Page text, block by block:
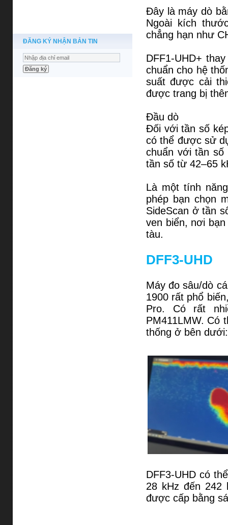
ĐĂNG KÝ NHẬN BẢN TIN
Đây là máy dò
Ngoài kích
chẳng hạn như
DFF1-UHD+
chuẩn cho hệ
suất được cải
được trang bị
Đầu dò
Đối với tần số
có thể được sử
chuẩn với tần số
tần số từ 42–65
Là một tính
phép bạn chọn
SideScan ở tần
ven biển, nơi
tàu.
DFF3-UHD
Máy đo sâu/dò
1900 rất phổ
Pro. Có rất
PM411LMW. Có
thống ở bên dưới:
DFF3-UHD có
28 kHz đến 242
được cấp bằng